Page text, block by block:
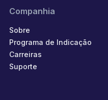
Companhia
Sobre
Programa de Indicação
Carreiras
Suporte